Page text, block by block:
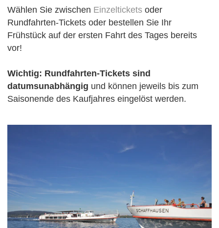
Wählen Sie zwischen Einzeltickets oder
Rundfahrten-Tickets oder bestellen Sie Ihr
Frühstück auf der ersten Fahrt des Tages bereits
vor!
Wichtig: Rundfahrten-Tickets sind
datumsunabhängig und können jeweils bis zum
Saisonende des Kaufjahres eingelöst werden.